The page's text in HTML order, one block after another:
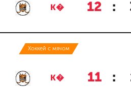
К� 12 :
Хоккей с мячом
К� 11 :